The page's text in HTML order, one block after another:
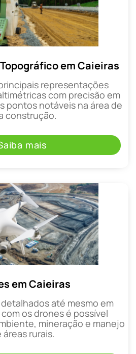
em Caieiras
representações
com precisão em
pontos notáveis na área de
construção.
mais
em Caieiras
até mesmo em
os drones é possível
mineração e manejo
áreas rurais.